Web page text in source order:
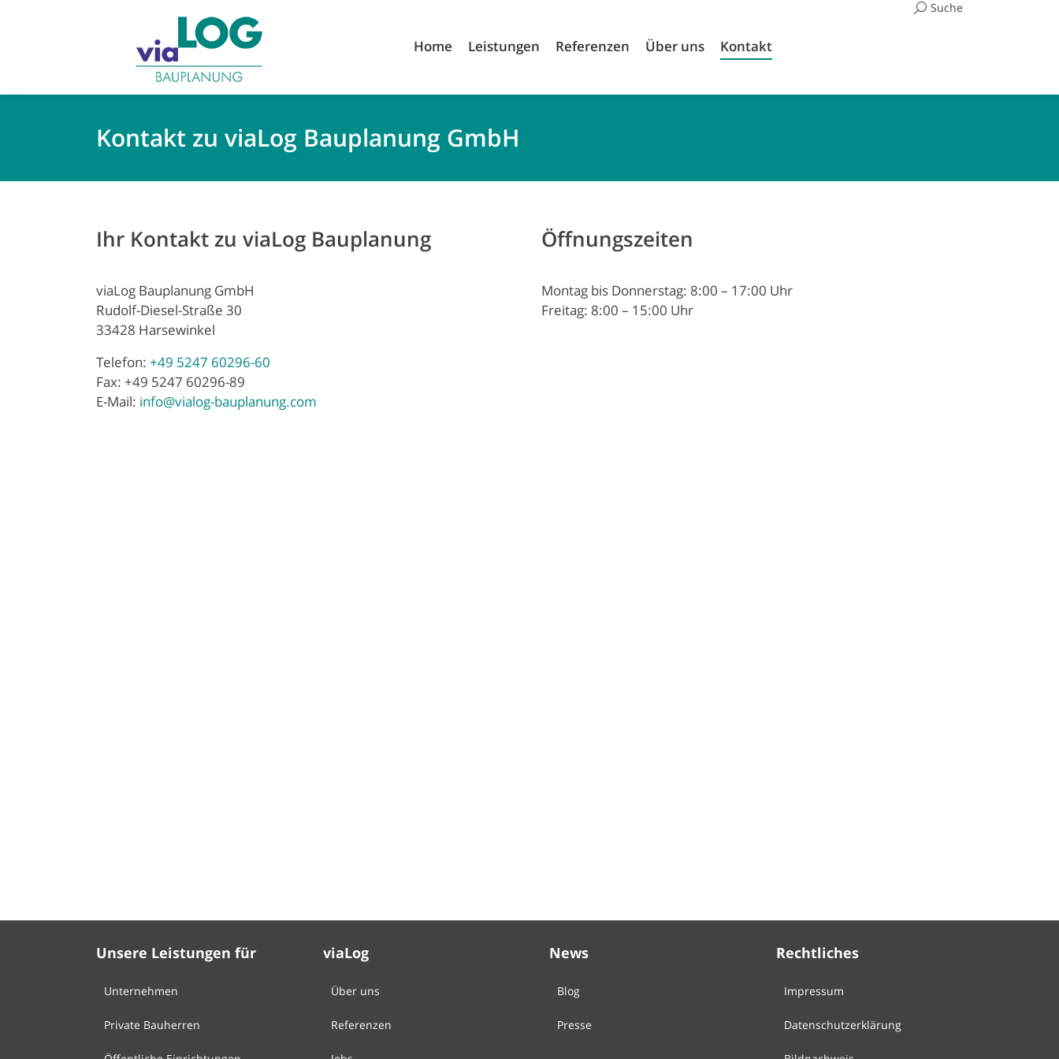
Suchen:
Suche
Home Leistungen Referenzen Über uns Kontakt
Kontakt zu viaLog Bauplanung GmbH
Ihr Kontakt zu viaLog Bauplanung
viaLog Bauplanung GmbH
Rudolf-Diesel-Straße 30
33428 Harsewinkel
Telefon: +49 5247 60296-60
Fax: +49 5247 60296-89
E-Mail: info@vialog-bauplanung.com
Öffnungszeiten
Montag bis Donnerstag: 8:00 – 17:00 Uhr
Freitag: 8:00 – 15:00 Uhr
Unsere Leistungen für
Unternehmen
Private Bauherren
viaLog
Über uns
Referenzen
News
Blog
Presse
Rechtliches
Impressum
Datenschutzerklärung